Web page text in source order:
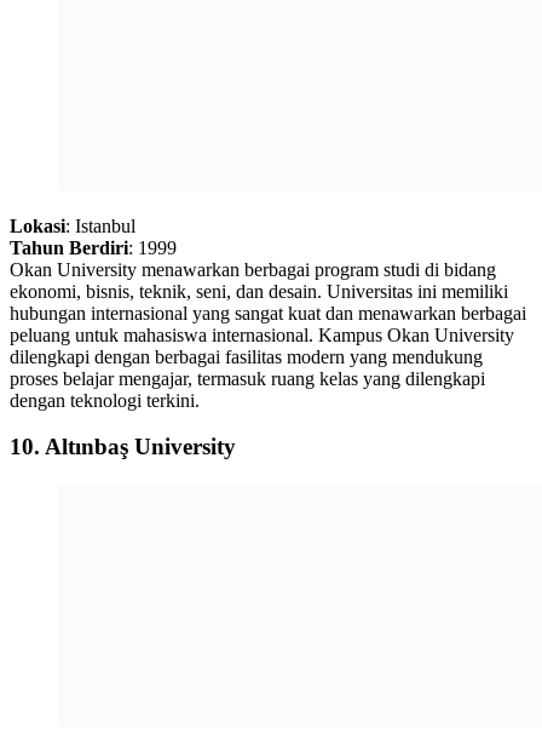
Lokasi: Istanbul
Tahun Berdiri: 1999
Okan University menawarkan berbagai program studi di bidang
ekonomi, bisnis, teknik, seni, dan desain. Universitas ini memiliki
hubungan internasional yang sangat kuat dan menawarkan berbagai
peluang untuk mahasiswa internasional. Kampus Okan University
dilengkapi dengan berbagai fasilitas modern yang mendukung
proses belajar mengajar, termasuk ruang kelas yang dilengkapi
dengan teknologi terkini.
10. Altınbaş University